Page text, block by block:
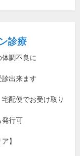
診療
調不良に
診出来ます
配便でお受け取り
発行可
】